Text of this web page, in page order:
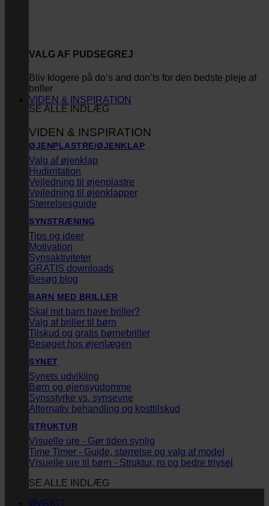
VALG AF PUDSEGREJ
Bliv klogere på do’s and don’ts for den bedste pleje af
briller
SE ALLE INDLÆG
VIDEN & INSPIRATION
VIDEN & INSPIRATION
ØJENPLASTRE/ØJENKLAP
Valg af øjenklap
Hudirritation
Vejledning til øjenplastre
Vejledning til øjenklapper
Størrelsesguide
SYNSTRÆNING
Tips og ideer
Motivation
Synsaktiviteter
GRATIS downloads
Besøg blog
BARN MED BRILLER
Skal mit barn have briller?
Valg af briller til børn
Tilskud og gratis børnebriller
Besøget hos øjenlægen
SYNET
Synets udvikling
Børn og øjensygdomme
Synsstyrke vs. synsevne
Alternativ behandling og kosttilskud
STRUKTUR
Visuelle ure - Gør tiden synlig
Time Timer - Guide, størrelse og valg af model
Visuelle ure til børn - Struktur, ro og bedre trivsel
SE ALLE INDLÆG
ØVRIGT